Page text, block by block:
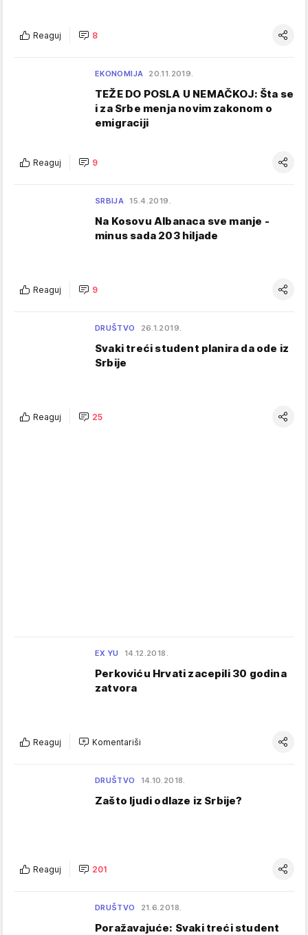
Reaguj 8
EKONOMIJA 20.11.2019.
TEŽE DO POSLA U NEMAČKOJ: Šta se
i za Srbe menja novim zakonom o
emigraciji
Reaguj 9
SRBIJA 15.4.2019.
Na Kosovu Albanaca sve manje -
minus sada 203 hiljade
Reaguj 9
DRUŠTVO 26.1.2019.
Svaki treći student planira da ode iz
Srbije
Reaguj 25
EX YU 14.12.2018.
Perkoviću Hrvati zacepili 30 godina
zatvora
Reaguj Komentariši
DRUŠTVO 14.10.2018.
Zašto ljudi odlaze iz Srbije?
Reaguj 201
DRUŠTVO 21.6.2018.
Poražavajuće: Svaki treći student